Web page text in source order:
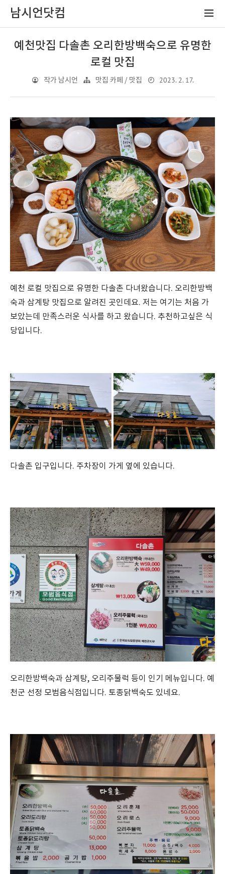
남시언닷컴
예천맛집 다솔촌 오리한방백숙으로 유명한
로컬 맛집
작가 남시언 맛집 카페 / 맛집 2023. 2. 17.
예천 로컬 맛집으로 유명한 다솔촌 다녀왔습니다. 오리한방백
숙과 삼계탕 맛집으로 알려진 곳인데요. 저는 여기는 처음 가
보았는데 만족스러운 식사를 하고 왔습니다. 추천하고싶은 식
당입니다.
다솔촌 입구입니다. 주차장이 가게 옆에 있습니다.
오리한방백숙과 삼계탕, 오리주물럭 등이 인기 메뉴입니다. 예
천군 선정 모범음식점입니다. 토종닭백숙도 있네요.